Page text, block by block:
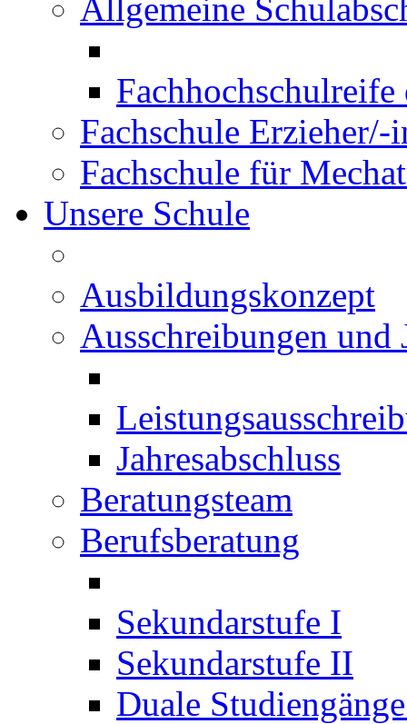
Allgemeine
Fachschule Erzieher/-
Fachschule für
Unsere Schule
Ausbildungskonzept
Ausschreibungen und
Jahresabschluss
Beratungsteam
Berufsberatung
Sekundarstufe I
Sekundarstufe II
Duale